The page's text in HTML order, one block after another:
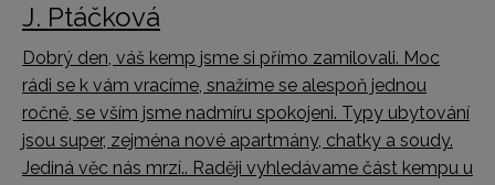
J. Ptáčková
Dobrý den, váš kemp jsme si přímo zamilovali. Moc
rádi se k vám vracíme, snažíme se alespoň jednou
ročně, se vším jsme nadmíru spokojeni. Typy ubytování
jsou super, zejména nové apartmány, chatky a soudy.
Jediná věc nás mrzí.. Raději vyhledávame část kempu u